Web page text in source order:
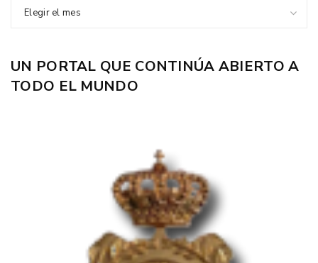
Elegir el mes
UN PORTAL QUE CONTINÚA ABIERTO A
TODO EL MUNDO